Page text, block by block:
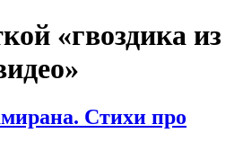
«гвоздика из
Стихи про